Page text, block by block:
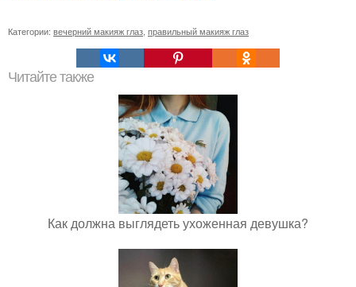
Категории: вечерний макияж глаз правильный макияж глаз
Читайте также
Как должна выглядеть ухоженная девушка?